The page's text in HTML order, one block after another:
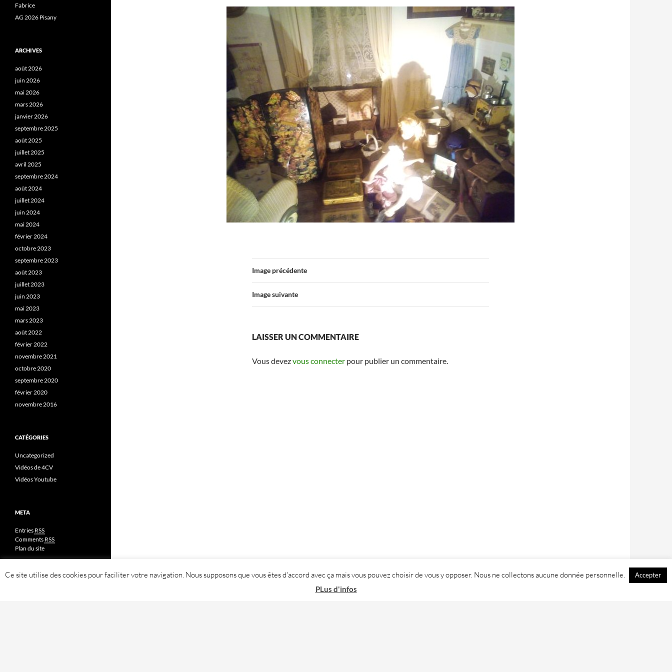
Image précédente
Image suivante
LAISSER UN COMMENTAIRE
Vous devezvous connecter pour publier un commentaire.
Fabrice
AG 2026 Pisany
ARCHIVES
août 2026
juin 2026
mai 2026
mars 2026
janvier 2026
septembre 2025
août 2025
juillet 2025
avril 2025
septembre 2024
août 2024
juillet 2024
juin 2024
mai 2024
février 2024
octobre 2023
septembre 2023
août 2023
juillet 2023
juin 2023
mai 2023
mars 2023
août 2022
février 2022
novembre 2021
octobre 2020
septembre 2020
février 2020
novembre 2016
CATÉGORIES
Uncategorized
Vidéos de 4CV
Vidéos Youtube
META
Entries RSS
Comments RSS
Plan du site
Ce site utilise des cookies pour faciliter votre navigation. Nous supposons que vous êtes d'accord avec ça mais vous pouvez choisir de vous y opposer. Nous ne collectons aucune donnée personnelle. Accepter
PLus d'infos